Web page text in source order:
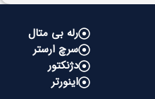
رله بی متال
سرچ ارستر
دژنکتور
اینورتر